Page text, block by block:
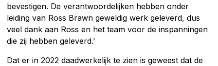
bevestigen. De verantwoordelijken hebben onder
leiding van Ross Brawn geweldig werk geleverd, dus
veel dank aan Ross en het team voor de inspanningen
die zij hebben geleverd.'
Dat er in 2022 daadwerkelijk te zien is geweest dat de